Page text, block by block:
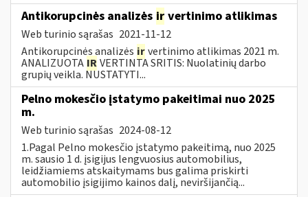
Antikorupcinės analizės ir vertinimo atlikimas
Web turinio sąrašas 2021-11-12
Antikorupcinės analizės irvertinimo atlikimas 2021 m.
ANALIZUOTA IRVERTINTA SRITIS: Nuolatinių darbo
grupių veikla. NUSTATYTI...
Pelno mokesčio įstatymo pakeitimai nuo 2025
m.
Web turinio sąrašas 2024-08-12
1.Pagal Pelno mokesčio įstatymo pakeitimą, nuo 2025
m. sausio 1 d. įsigijus lengvuosius automobilius,
leidžiamiems atskaitymams bus galima priskirti
automobilio įsigijimo kainos dalį, neviršijančią...